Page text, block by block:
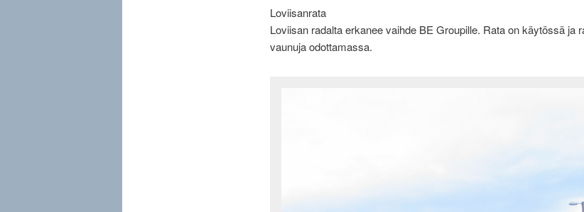
Loviisanrata
Loviisan radalta erkanee vaihde BE Groupille. Rata on käytössä ja
vaunuja odottamassa.